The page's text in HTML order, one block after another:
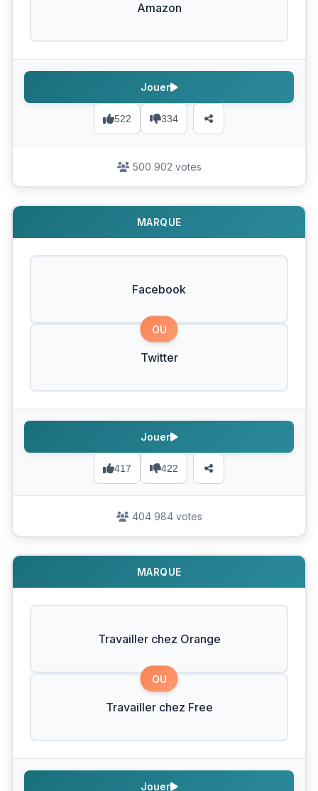
Amazon
522 334
Jouer
500 902 votes
MARQUE
Facebook
OU
Twitter
417 422
Jouer
404 984 votes
MARQUE
Travailler chez Orange
OU
Travailler chez Free
Jouer